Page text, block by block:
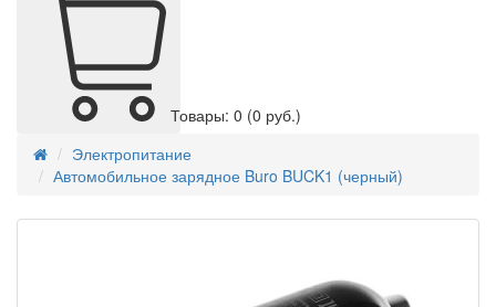
Товары: 0 (0 руб.)
Электропитание
Автомобильное зарядное Buro BUCK1 (черный)